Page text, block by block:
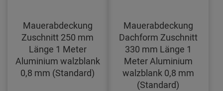
Mauerabdeckung
Zuschnitt 250 mm
Länge 1 Meter
Aluminium walzblank
0,8 mm (Standard)
Mauerabdeckung
Dachform Zuschnitt
330 mm Länge 1
Meter Aluminium
walzblank 0,8 mm
(Standard)